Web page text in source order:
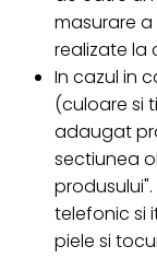
masurare
realizate la
In cazul in
(culoare si
adaugat
sectiunea
telefonic si
piele si